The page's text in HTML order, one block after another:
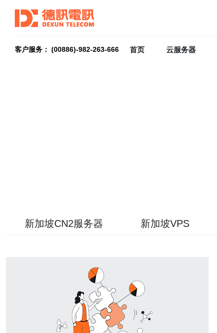
客户服务： (00886)-982-263-666 首页 云服务器
新加坡CN2服务器 新加坡VPS